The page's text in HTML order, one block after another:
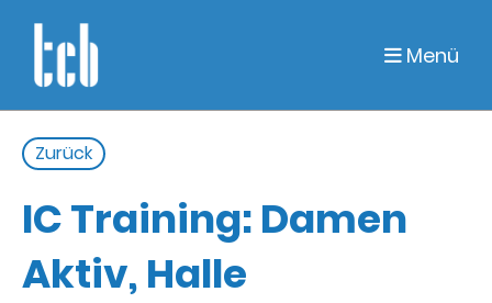
Menü
Zurück
IC Training: Damen
Aktiv, Halle